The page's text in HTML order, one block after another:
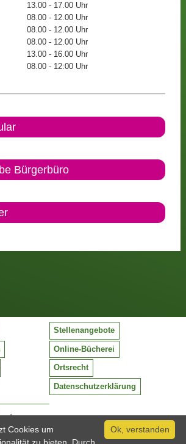
13.00 - 17.00 Uhr
08.00 - 12.00 Uhr
08.00 - 12.00 Uhr
08.00 - 12.00 Uhr
13.00 - 16.00 Uhr
08.00 - 12:00 Uhr
Bürgerbüro
38
Stellenangebote
Online-Bücherei
Ortsrecht
Datenschutzerklärung
Ok, verstanden
Cookies um